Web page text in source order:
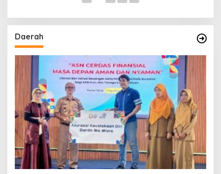
Daerah